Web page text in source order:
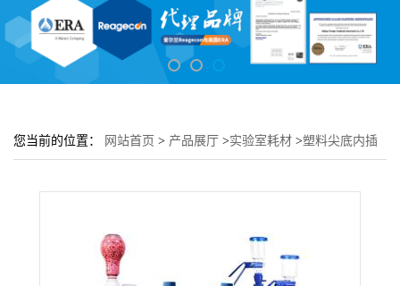
您当前的位置： 网站首页 > 产品展厅 >实验室耗材 >塑料尖底内插